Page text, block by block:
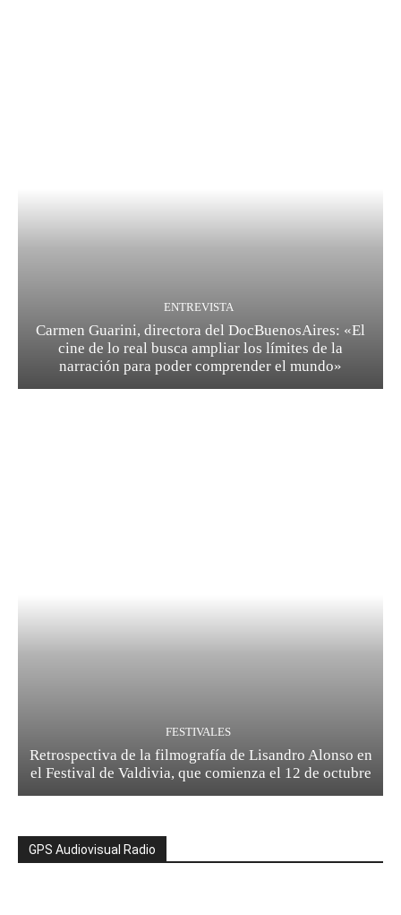
ENTREVISTA
Carmen Guarini, directora del DocBuenosAires: «El
cine de lo real busca ampliar los límites de la
narración para poder comprender el mundo»
FESTIVALES
Retrospectiva de la filmografía de Lisandro Alonso en
el Festival de Valdivia, que comienza el 12 de octubre
GPS Audiovisual Radio